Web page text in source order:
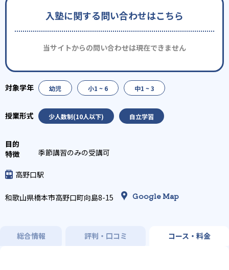
入塾に関する問い合わせはこちら
当サイトからの問い合わせは現在できません
幼児 小1 ~ 6 中1 ~ 3
少人数制(10人以下) 自立学習
季節講習のみの受講可
高野口駅
和歌山県橋本市高野口町向島8-15 Google Map
総合情報 評判・口コミ コース・料金